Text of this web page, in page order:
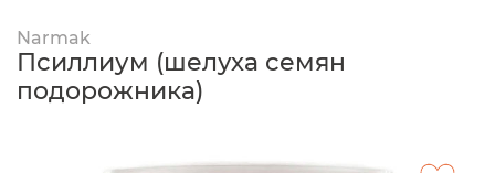
Narmak
Псиллиум (шелуха семян
подорожника)